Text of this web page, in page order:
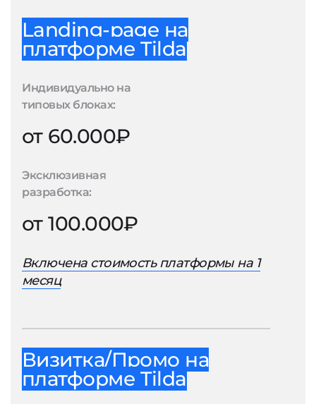
Landing-page на
платформе Tilda
Индивидуально на
типовых блоках:
от 60.000₽
Эксклюзивная
разработка:
от 100.000₽
Включена стоимость платформы на 1
месяц
Визитка/Промо на
платформе Tilda